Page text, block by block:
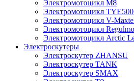
Электромотоцикл М8
Электромотоцикл
Электромотоцикл V-
Электромотоцикл
Электромотоцикл Arctic
Электроскутеры
Электроскутер ZHANSU
Электроскутер TANK
Электроскутер SMAX